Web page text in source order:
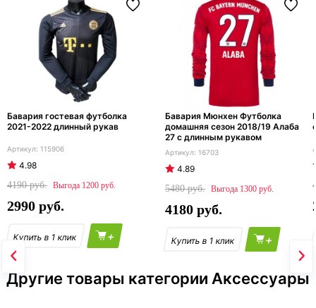
Бавария гостевая футболка
2021-2022 длинный рукав
115906
4.98
4190
1200
2990
+
Бавария Мюнхен Футболка
домашняя сезон 2018/19 Алаба
27 с длинным рукавом
16703
4.89
5480
1300
4180
+
Другие товары категории Аксессуары